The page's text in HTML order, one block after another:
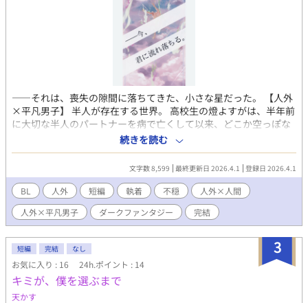
――それは、喪失の隙間に落ちてきた、小さな星だった。 【人外
×平凡男子】 半人が存在する世界。 高校生の燈よすがは、半年前
に大切な半人のパートナーを病で亡くして以来、どこか空っぽな
日々を過ごしていた。 『ボクの名前はメネ。流れ星のメネだ
よ。』 そう名乗った不思議な存在は、願いを叶えることでいつか
本物の星になり、空へ帰るのだという。 友達のように寄り添い、
孤独な日々を照らしてくれるメネを、よすがは何よりも大切にす
るようになっていった。 けれどその頃から、よすがの周囲では少
しずつ不幸が加速していく。 なくなる物、離れていく人々、増え
ていく怪我と違和感。 そしてある日、目の前でメネは無惨に砕か
れた。 絶望の中で零れ落ちた、たった一つの願い。 それを聞き届
けたのは、“ただの星”ではなく――。 これは、友達になった小さ
な流れ星に、すべてを奪われる話。 ※本作は半人シリーズの世界
観を共有した短編ですが、 主人公・登場人物ともに別の完全独立
作品です。 この作品単体で読めます。 シリーズを読んでくださっ
ている方も、 初めましての方も、お気軽にどうぞ。
続きを読む
文字数 8,599 最終更新日 2026.4.1 登録日 2026.4.1
BL 人外 短編 執着 不穏
人外×人間
人外×平凡男子
ダークファンタジー 完結
3
短編 完結 なし
お気に入り : 16 24h.ポイント : 14
キミが、僕を選ぶまで
天かす